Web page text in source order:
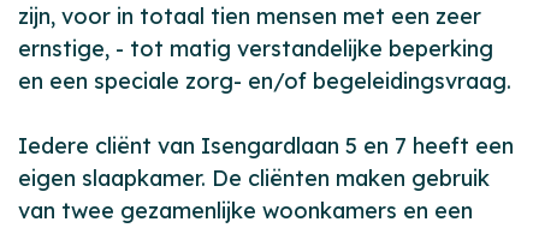
zijn, voor in totaal tien mensen met een zeer
ernstige, - tot matig verstandelijke beperking
en een speciale zorg- en/of begeleidingsvraag.
Iedere cliënt van Isengardlaan 5 en 7 heeft een
eigen slaapkamer. De cliënten maken gebruik
van twee gezamenlijke woonkamers en een